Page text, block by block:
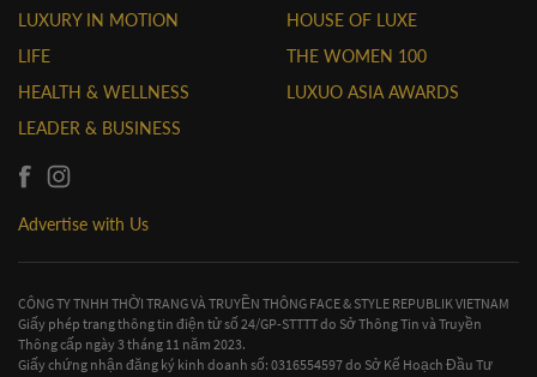
LUXURY IN MOTION
LIFE
HEALTH & WELLNESS
LEADER & BUSINESS
HOUSE OF LUXE
THE WOMEN 100
LUXUO ASIA AWARDS
Advertise with Us
CÔNG TY TNHH THỜI TRANG VÀ TRUYỀN THÔNG FACE & STYLE REPUBLIK VIETNAM
Giấy phép trang thông tin điện tử số 24/GP-STTTT do Sở Thông Tin và Truyền
Thông cấp ngày 3 tháng 11 năm 2023.
Giấy chứng nhận đăng ký kinh doanh số: 0316554597 do Sở Kế Hoạch Đầu Tư